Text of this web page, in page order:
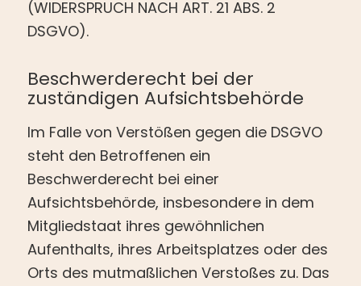
(WIDERSPRUCH NACH ART. 21 ABS. 2
DSGVO).
Beschwerde­recht bei der
zuständigen Aufsichts­behörde
Im Falle von Verstößen gegen die DSGVO
steht den Betroffenen ein
Beschwerderecht bei einer
Aufsichtsbehörde, insbesondere in dem
Mitgliedstaat ihres gewöhnlichen
Aufenthalts, ihres Arbeitsplatzes oder des
Orts des mutmaßlichen Verstoßes zu. Das